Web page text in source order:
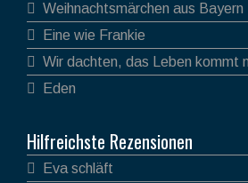
Weihnachtsmärchen aus Bayern
Eine wie Frankie
Wir dachten, das Leben kommt
Eden
Hilfreichste Rezensionen
Eva schläft